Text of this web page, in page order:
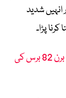
شدید
پڑا۔
ہیری پوٹر فلم کے اداکار مائیکل برن 82 برس کی